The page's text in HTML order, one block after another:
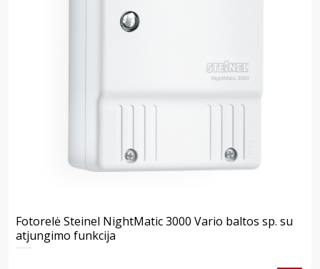
Fotorelė Steinel NightMatic 3000 Vario baltos sp. su
atjungimo funkcija